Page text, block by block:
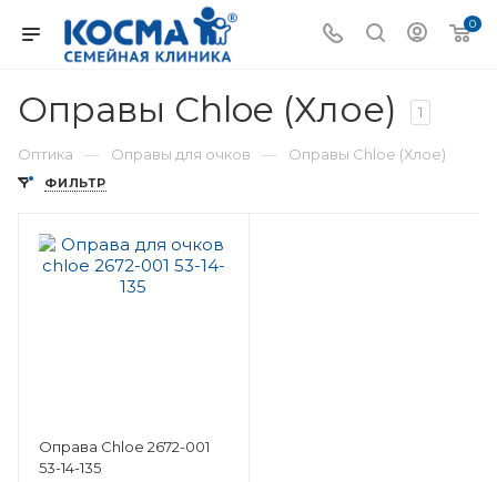
0
Оправы Chloe (Хлое) 1
Оптика — Оправы для очков — Оправы Chloe (Хлое)
ФИЛЬТР
Оправа Chloe 2672-001
53-14-135